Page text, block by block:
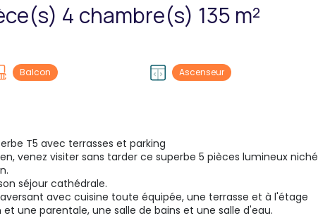
Appartement 5 pièce(s) 4 chambre(s) 135 m²
Balcon Ascenseur
T5 avec terrasses et parking
venez visiter sans tarder ce superbe 5 pièces lumineux niché
séjour cathédrale.
avec cuisine toute équipée, une terrasse et à l'étage
une parentale, une salle de bains et une salle d'eau.